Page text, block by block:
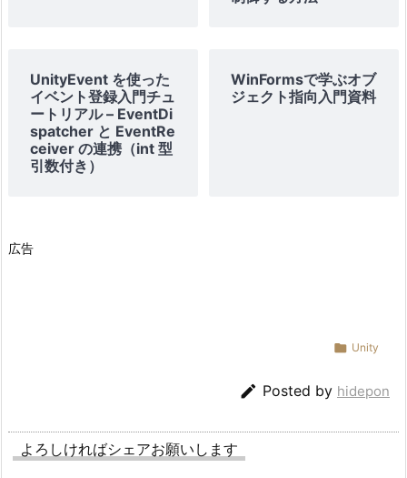
UnityEvent を使った
イベント登録入門チュ
ートリアル – EventDi
spatcher と EventRe
ceiver の連携（int 型
引数付き）
WinFormsで学ぶオブ
ジェクト指向入門資料
広告
 Unity
 Posted by hidepon
よろしければシェアお願いします